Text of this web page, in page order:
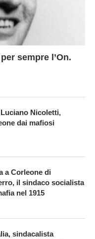
sempre l’On.
Nicoletti,
dai mafiosi
a Corleone di
il sindaco socialista
nel 1915
sindacalista